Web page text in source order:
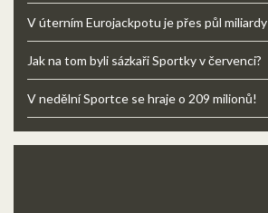
V úterním Eurojackpotu je přes půl miliardy
Jak na tom byli sázkaři Sportky v červenci?
V nedělní Sportce se hraje o 209 milionů!